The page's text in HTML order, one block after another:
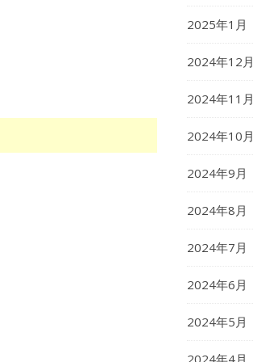
2025年1月
2024年12月
2024年11月
2024年10月
2024年9月
2024年8月
2024年7月
2024年6月
2024年5月